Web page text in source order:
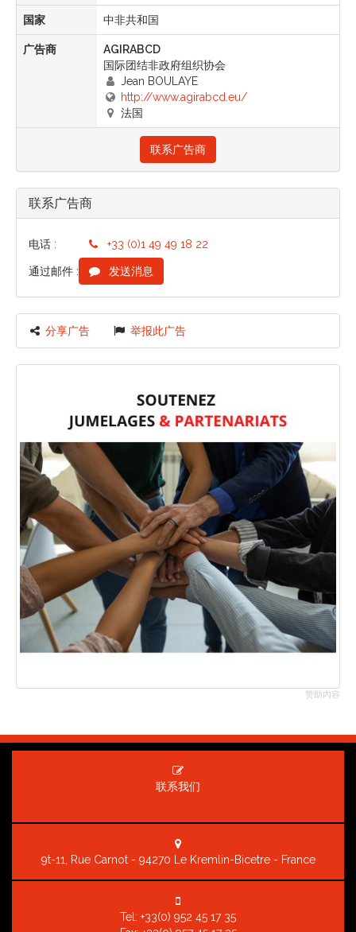
国家 中非共和国
广告商
AGIRABCD
国际团结非政府组织协会
Jean BOULAYE
http://www.agirabcd.eu/
法国
联系广告商
联系广告商
电话 : +33 (0)1 49 49 18 22
通过邮件 : 发送消息
分享广告 举报此广告
赞助内容
联系我们
9t-11, Rue Carnot - 94270 Le Kremlin-Bicetre - France
Tel: +33(0) 952 45 17 35